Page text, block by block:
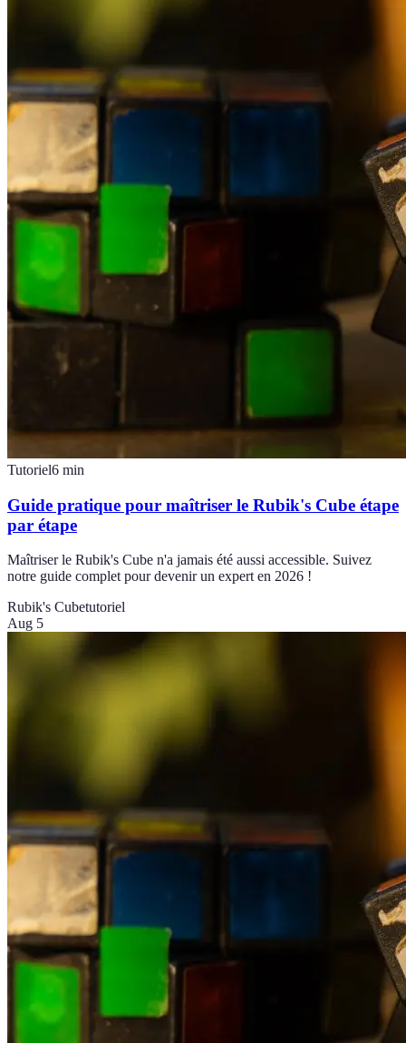
Tutoriel6 min
Guide pratique pour maîtriser le Rubik's Cube étape
par étape
Maîtriser le Rubik's Cube n'a jamais été aussi accessible. Suivez
notre guide complet pour devenir un expert en 2026 !
Rubik's Cubetutoriel
Aug 5